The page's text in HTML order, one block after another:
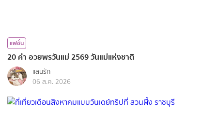
แฟชั่น
20 คำ อวยพรวันแม่ 2569 วันแม่แห่งชาติ
แสนรัก
06 ส.ค. 2026